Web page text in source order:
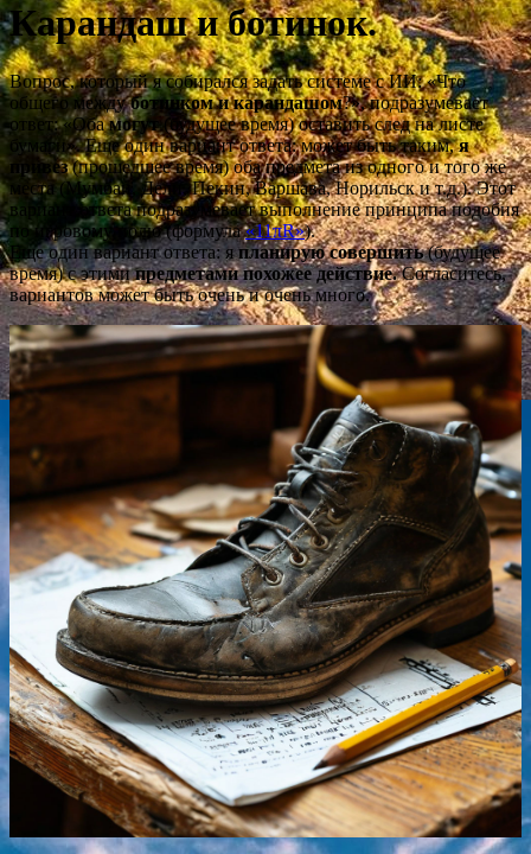
Карандаш и ботинок.
Вопрос, который я собирался задать системе с ИИ: «Что
общего междуботинком и карандашом?», подразумевает
ответ: «Обамогут(будущее время) оставить след на листе
бумаги». Еще один вариант ответа: может быть таким,я
привез(прошедшее время) оба предмета из одного и того же
места (Мумбаи, Дели, Пекин, Варшава, Норильск и т.д.). Этот
вариант ответа подразумевает выполнение принципа подобия
по игровому полю (формула«11πR»).
Еще один вариант ответа: япланирую совершить(будущее
время) с этимипредметами похожее действие.Согласитесь,
вариантов может быть очень и очень много.